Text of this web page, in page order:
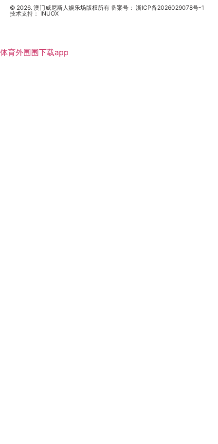
© 2026. 澳门威尼斯人娱乐场版权所有 备案号： 浙ICP备2026029078号-1
技术支持： INUOX
体育外围围下载app